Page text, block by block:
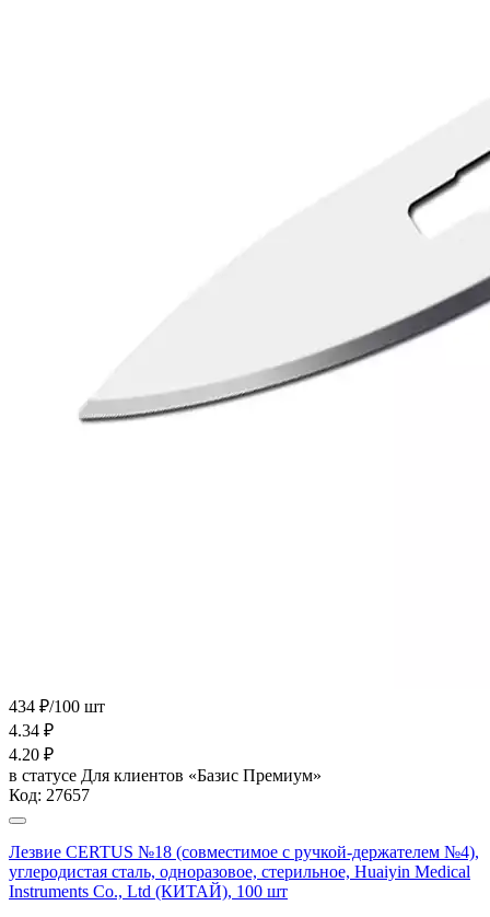
434 ₽/100 шт
4.34 ₽
4.20 ₽
в статусе Для клиентов «Базис Премиум»
Код: 27657
Лезвие CERTUS №18 (совместимое с ручкой-держателем №4),
углеродистая сталь, одноразовое, стерильное, Huaiyin Medical
Instruments Co., Ltd (КИТАЙ), 100 шт